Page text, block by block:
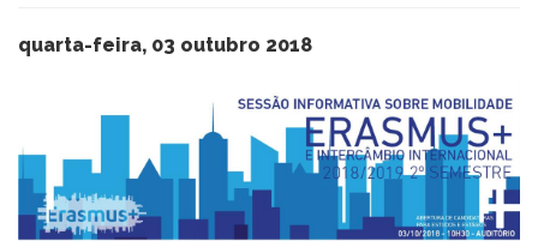
quarta-feira, 03 outubro 2018